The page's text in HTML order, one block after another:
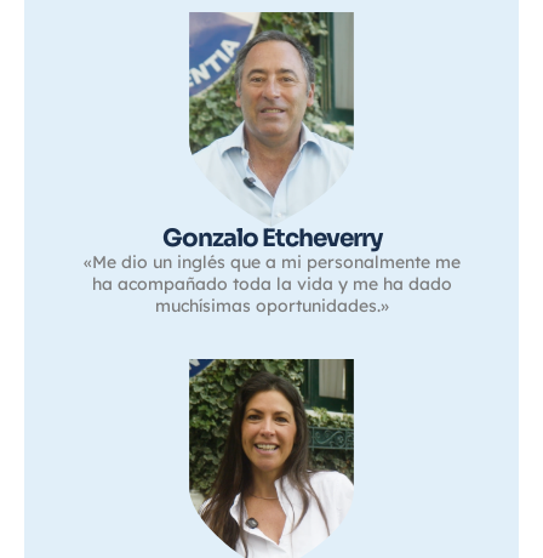
Gonzalo Etcheverry
«Me dio un inglés que a mi personalmente me
ha acompañado toda la vida y me ha dado
muchísimas oportunidades.»